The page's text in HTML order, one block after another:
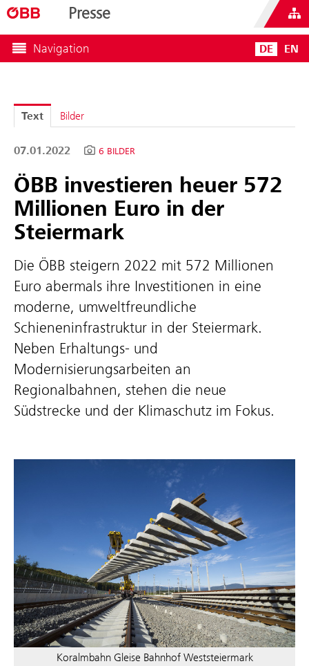
Presse
Navigation DE EN
Text Bilder
07.01.2022 6 BILDER
ÖBB investieren heuer 572
Millionen Euro in der
Steiermark
Die ÖBB steigern 2022 mit 572 Millionen
Euro abermals ihre Investitionen in eine
moderne, umweltfreundliche
Schieneninfrastruktur in der Steiermark.
Neben Erhaltungs- und
Modernisierungsarbeiten an
Regionalbahnen, stehen die neue
Südstrecke und der Klimaschutz im Fokus.
Koralmbahn Gleise Bahnhof Weststeiermark